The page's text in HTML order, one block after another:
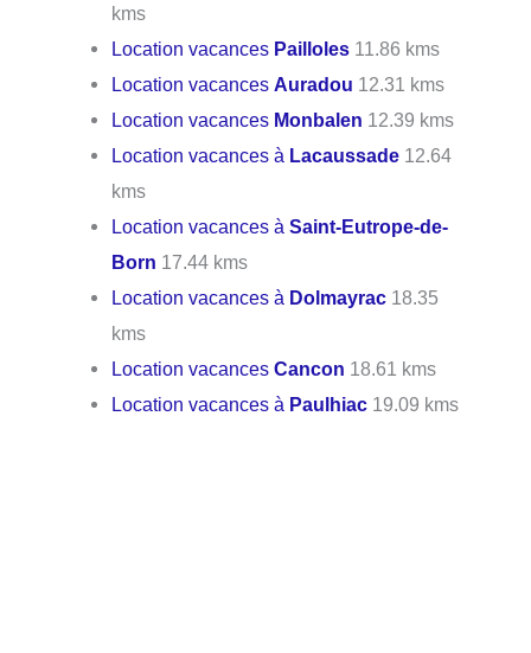
kms
Location vacances Pailloles 11.86 kms
Location vacancesAuradou 12.31 kms
Location vacances Monbalen 12.39 kms
Location vacances à Lacaussade 12.64
kms
Location vacances àSaint-Eutrope-de-
Born 17.44 kms
Location vacances à Dolmayrac 18.35
kms
Location vacancesCancon 18.61 kms
Location vacances à Paulhiac 19.09 kms